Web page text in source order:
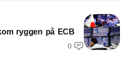
ryggen på ECB
0